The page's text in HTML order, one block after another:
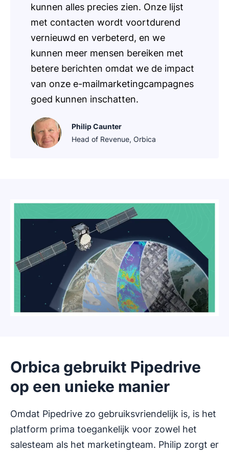
kunnen alles precies zien. Onze lijst
met contacten wordt voortdurend
vernieuwd en verbeterd, en we
kunnen meer mensen bereiken met
betere berichten omdat we de impact
van onze e-mailmarketingcampagnes
goed kunnen inschatten.
Philip Caunter
Head of Revenue, Orbica
Orbica gebruikt Pipedrive
op een unieke manier
Omdat Pipedrive zo gebruiksvriendelijk is, is het
platform prima toegankelijk voor zowel het
salesteam als het marketingteam. Philip zorgt er